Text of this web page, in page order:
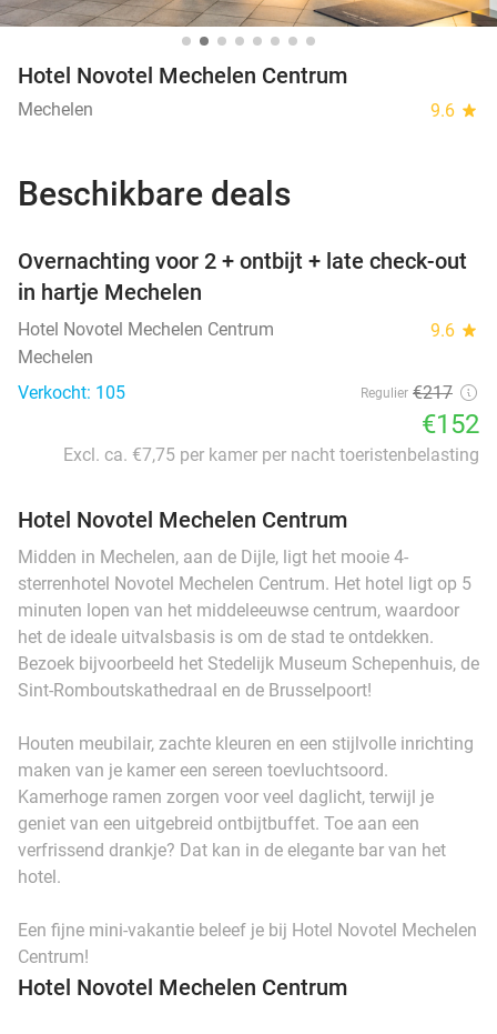
Hotel Novotel Mechelen Centrum
Mechelen 9.6 star
Beschikbare deals
Overnachting voor 2 + ontbijt + late check-out
in hartje Mechelen
Hotel Novotel Mechelen Centrum 9.6 star
Mechelen
Verkocht: 105
Regulier €217
€152
Excl. ca. €7,75 per kamer per nacht toeristenbelasting
Hotel Novotel Mechelen Centrum
Midden in Mechelen, aan de Dijle, ligt het mooie 4-
sterrenhotel Novotel Mechelen Centrum. Het hotel ligt op 5
minuten lopen van het middeleeuwse centrum, waardoor
het de ideale uitvalsbasis is om de stad te ontdekken.
Bezoek bijvoorbeeld het Stedelijk Museum Schepenhuis, de
Sint-Romboutskathedraal en de Brusselpoort!
Houten meubilair, zachte kleuren en een stijlvolle inrichting
maken van je kamer een sereen toevluchtsoord.
Kamerhoge ramen zorgen voor veel daglicht, terwijl je
geniet van een uitgebreid ontbijtbuffet. Toe aan een
verfrissend drankje? Dat kan in de elegante bar van het
hotel.
Een fijne mini-vakantie beleef je bij Hotel Novotel Mechelen
Centrum!
Hotel Novotel Mechelen Centrum